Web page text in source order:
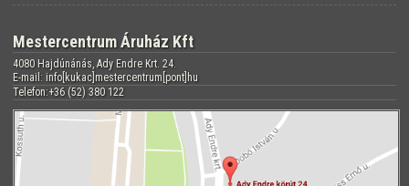
Mestercentrum Áruház Kft
4080 Hajdúnánás, Ady Endre Krt. 24.
E-mail: info[kukac]mestercentrum[pont]hu
Telefon:+36 (52) 380 122